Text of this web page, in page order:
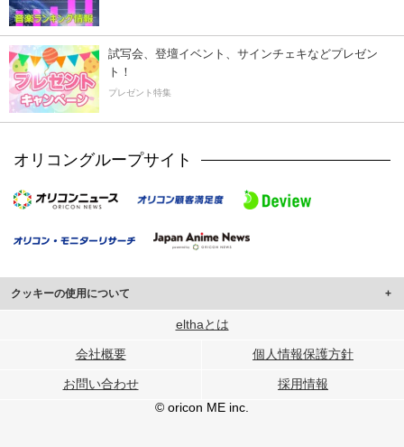
試写会、登壇イベント、サインチェキなどプレゼン
ト！
プレゼント特集
オリコングループサイト
クッキーの使用について
このサイトでは Cookie を使用して、ユーザーに合わせたコンテンツや広告の
行っています。
メディアや広告配信、データ解析の各パートナーに提供しています。
各パートナーは、この情報とユーザーが各パートナーに提供した他の情報や、
ユーザーが各パートナーのサービスを使用したときに収集した他の情報を組み
elthaとは
会社概要 個人情報保護方針
お問い合わせ
採用情報
© oricon ME inc.